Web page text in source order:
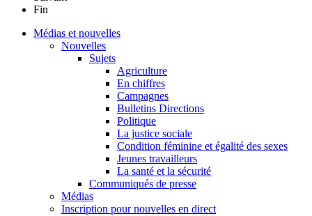
Fin
Médias et nouvelles
Nouvelles
Sujets
Agriculture
En chiffres
Campagnes
Bulletins Directions
Politique
La justice sociale
Condition féminine et égalité des sexes
Jeunes travailleurs
La santé et la sécurité
Communiqués de presse
Médias
Inscription pour nouvelles en direct